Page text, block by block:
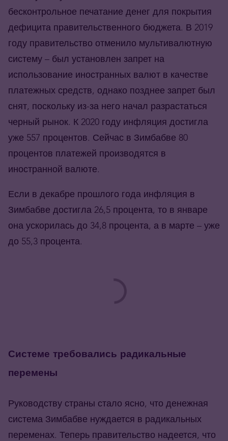
бесконтрольное печатание денег для покрытия
дефицита правительственного бюджета. В 2019
году правительство отменило мультивалютную
систему – был установлен запрет на
использование иностранных валют в качестве
платежных средств, однако позднее запрет был
снят, поскольку из-за него начал разрастаться
черный рынок. К 2020 году инфляция достигла
уже 557 процентов. Сейчас в Зимбабве 80
процентов платежей производятся в
иностранной валюте.
Если в декабре прошлого года инфляция в
Зимбабве достигла 26,5 процента, то в январе
она ускорилась до 34,8 процента, а в марте – уже
до 55,3 процента.
Системе требовались радикальные
перемены
Руководству страны стало ясно, что денежная
система Зимбабве нуждается в радикальных
переменах. Теперь правительство надеется, что